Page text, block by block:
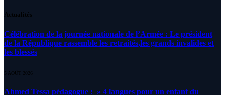
Actualités
Célébration de la journée nationale de l’Armée : Le président
de la République rassemble les retraités,les grands invalides et
les blessés
5 AOÛT 2026
Ahmed Tessa pédagogue : » 4 langues pour un enfant du